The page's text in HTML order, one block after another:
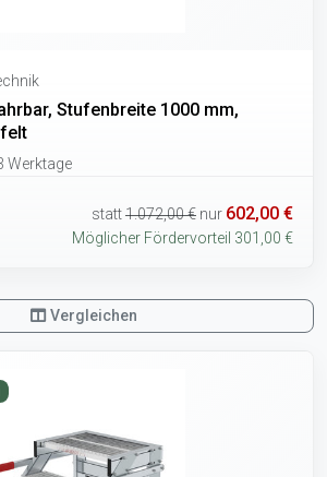
Stufenbreite 1000 mm,
Werktage
statt1.072,00 € nur 602,00 €
Möglicher Fördervorteil 301,00 €
Vergleichen